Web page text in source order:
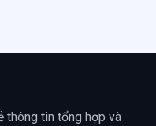
thông tin tổng hợp và